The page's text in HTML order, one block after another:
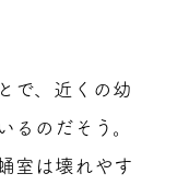
で、近くの幼
るのだそう。
室は壊れやす